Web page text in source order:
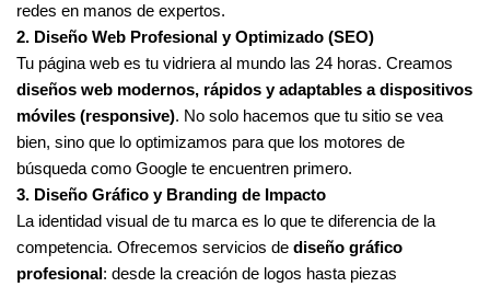
redes en manos de expertos.
2. Diseño Web Profesional y Optimizado (SEO)
Tu página web es tu vidriera al mundo las 24 horas. Creamos
diseños web modernos, rápidos y adaptables a dispositivos
móviles (responsive). No solo hacemos que tu sitio se vea
bien, sino que lo optimizamos para que los motores de
búsqueda como Google te encuentren primero.
3. Diseño Gráfico y Branding de Impacto
La identidad visual de tu marca es lo que te diferencia de la
competencia. Ofrecemos servicios de diseño gráfico
profesional: desde la creación de logos hasta piezas